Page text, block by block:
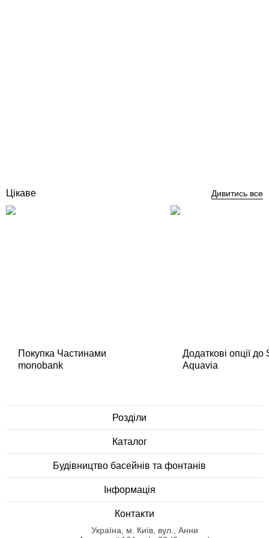
Цікаве Дивитись все
Покупка Частинами
monobank
Додаткові опції
Aquavia
Розділи
Каталог
Будівництво басейнів та фонтанів
Інформація
Контакти
Українa, м. Київ, вул., Анни